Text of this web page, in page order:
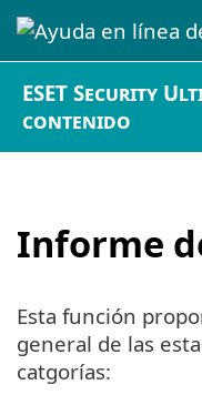
ESET Security
contenido
Informe
Esta función
general de las
catgorías: